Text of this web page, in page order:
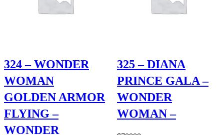
324 – WONDER
WOMAN
GOLDEN ARMOR
FLYING –
WONDER
325 – DIANA
PRINCE GALA –
WONDER
WOMAN –